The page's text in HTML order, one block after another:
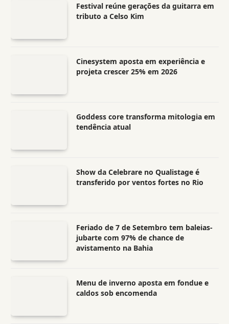
Festival reúne gerações da guitarra em
tributo a Celso Kim
Cinesystem aposta em experiência e
projeta crescer 25% em 2026
Goddess core transforma mitologia em
tendência atual
Show da Celebrare no Qualistage é
transferido por ventos fortes no Rio
Feriado de 7 de Setembro tem baleias-
jubarte com 97% de chance de
avistamento na Bahia
Menu de inverno aposta em fondue e
caldos sob encomenda